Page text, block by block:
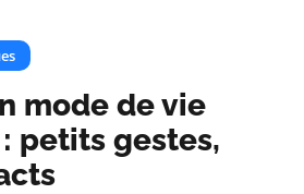
mode de vie
petits gestes,